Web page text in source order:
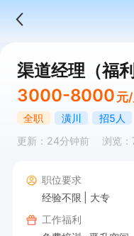
渠道经理（福
3000-8000 元/
全职 潢川
招5人
更新：24分钟前
浏览
职位要求
经验不限
大专
工作福利